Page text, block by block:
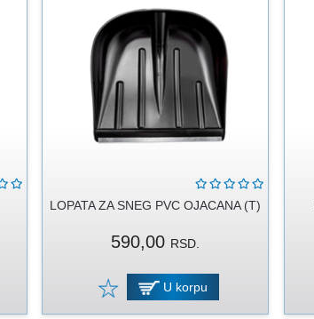
LOPATA ZA SNEG PVC OJACANA (T)
590,00 RSD.
U korpu